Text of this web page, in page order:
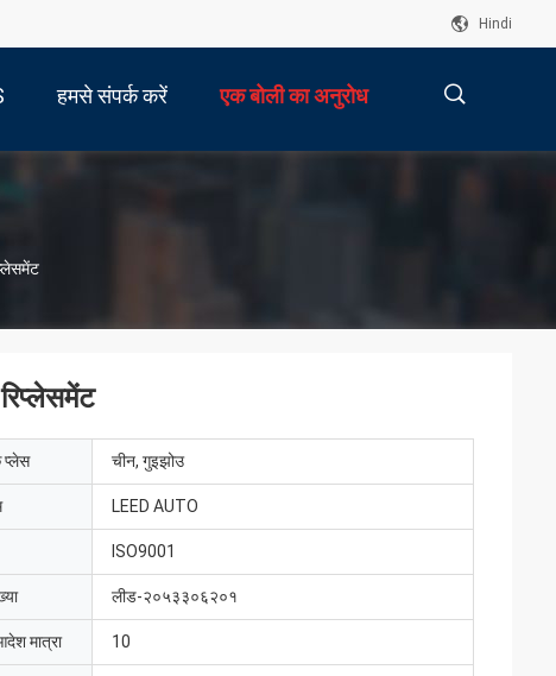
Hindi
हमसे संपर्क करें एक बोली का अनुरोध
प्लेस चीन, गुइझोउ
LEED AUTO
ISO9001
लीड-२०५३३०६२०१
मात्रा 10